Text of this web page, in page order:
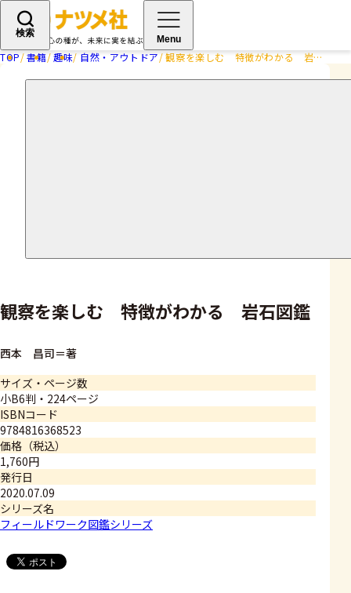
検索
Menu
TOP 書籍 趣味 自然・アウトドア 観察を楽しむ 特徴がわかる 岩石図鑑
観察を楽しむ 特徴がわかる 岩石図鑑
西本 昌司＝著
サイズ・ページ数
小B6判・224ページ
ISBNコード
9784816368523
価格（税込）
1,760円
発行日
2020.07.09
シリーズ名
フィールドワーク図鑑シリーズ